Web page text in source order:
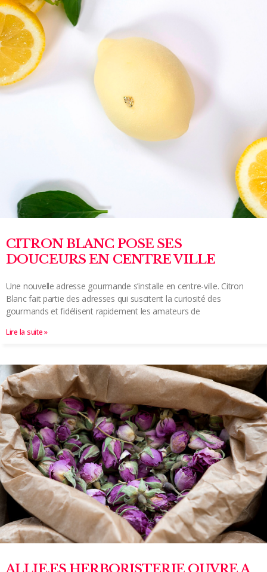
CITRON BLANC POSE SES
DOUCEURS EN CENTRE VILLE
Une nouvelle adresse gourmande s’installe en centre-ville. Citron
Blanc fait partie des adresses qui suscitent la curiosité des
gourmands et fidélisent rapidement les amateurs de
Lire la suite »